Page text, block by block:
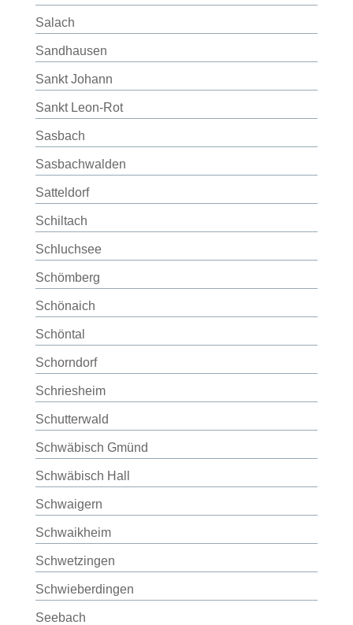
Salach
Sandhausen
Sankt Johann
Sankt Leon-Rot
Sasbach
Sasbachwalden
Satteldorf
Schiltach
Schluchsee
Schömberg
Schönaich
Schöntal
Schorndorf
Schriesheim
Schutterwald
Schwäbisch Gmünd
Schwäbisch Hall
Schwaigern
Schwaikheim
Schwetzingen
Schwieberdingen
Seebach